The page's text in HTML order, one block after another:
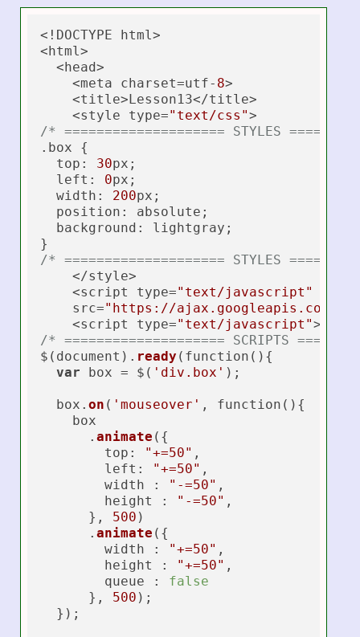
<!DOCTYPE html>
<html>
  <head>
    <meta charset=utf-
8>
    <title>Lesson13</title>
    <style type=
"text/css"
/* ==================== STYLES
.box {
  top:
30px;
  left:
0px;
  width:
200px;
  position: absolute;
  background: lightgray;
/* ==================== STYLES
    </style>
    <script type=
"text/javascript"
    src=
"https://ajax.googleapis.com/
    <script type=
"text/javascript"
/* ==================== SCRIPTS
$(document). ready (function(){
var box = $( 'div.box' );
  box.
on ( 'mouseover' , function(){
    box
      .
animate ({
top : "+=50" ,
left : "+=50" ,
        width :
"-=50" ,
        height :
"-=50" ,
      },
500 )
      .
animate ({
        width :
"+=50" ,
        height :
"+=50" ,
        queue :
false
      },
500 );
  });